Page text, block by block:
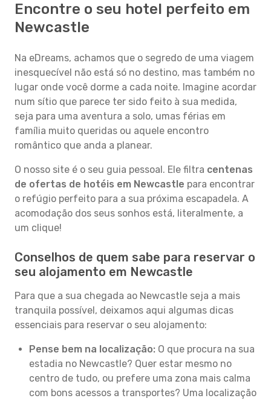
Encontre o seu hotel perfeito em
Newcastle
Na eDreams, achamos que o segredo de uma viagem
inesquecível não está só no destino, mas também no
lugar onde você dorme a cada noite. Imagine acordar
num sítio que parece ter sido feito à sua medida,
seja para uma aventura a solo, umas férias em
família muito queridas ou aquele encontro
romântico que anda a planear.
O nosso site é o seu guia pessoal. Ele filtra centenas
de ofertas de hotéis em Newcastle para encontrar
o refúgio perfeito para a sua próxima escapadela. A
acomodação dos seus sonhos está, literalmente, a
um clique!
Conselhos de quem sabe para reservar o
seu alojamento em Newcastle
Para que a sua chegada ao Newcastle seja a mais
tranquila possível, deixamos aqui algumas dicas
essenciais para reservar o seu alojamento:
Pense bem na localização: O que procura na sua
estadia no Newcastle? Quer estar mesmo no
centro de tudo, ou prefere uma zona mais calma
com bons acessos a transportes? Uma localização